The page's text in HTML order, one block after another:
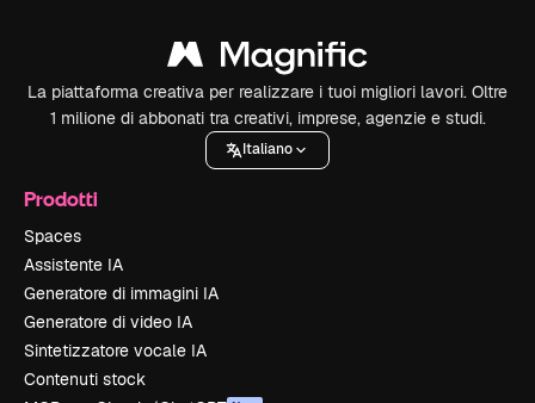
La piattaforma creativa per realizzare i tuoi migliori lavori. Oltre
1 milione di abbonati tra creativi, imprese, agenzie e studi.
Italiano
Prodotti
Spaces
Assistente IA
Generatore di immagini IA
Generatore di video IA
Sintetizzatore vocale IA
Contenuti stock